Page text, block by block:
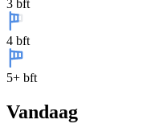
3 bft
4 bft
5+ bft
Vandaag